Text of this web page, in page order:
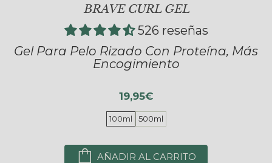
BRAVE CURL GEL
526 reseñas
Gel Para Pelo Rizado Con Proteína, Más
Encogimiento
19,95€
100ml 500ml
AÑADIR AL CARRITO